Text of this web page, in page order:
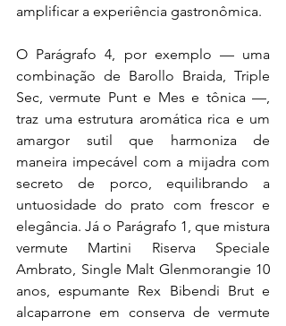
amplificar a experiência gastronômica.
O Parágrafo 4, por exemplo — uma
combinação de Barollo Braida, Triple
Sec, vermute Punt e Mes e tônica —,
traz uma estrutura aromática rica e um
amargor sutil que harmoniza de
maneira impecável com a mijadra com
secreto de porco, equilibrando a
untuosidade do prato com frescor e
elegância. Já o Parágrafo 1, que mistura
vermute Martini Riserva Speciale
Ambrato, Single Malt Glenmorangie 10
anos, espumante Rex Bibendi Brut e
alcaparrone em conserva de vermute